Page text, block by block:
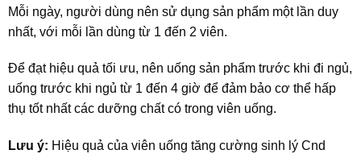
Mỗi ngày, người dùng nên sử dụng sản phẩm một lần duy
nhất, với mỗi lần dùng từ 1 đến 2 viên.
Để đạt hiệu quả tối ưu, nên uống sản phẩm trước khi đi ngủ,
uống trước khi ngủ từ 1 đến 4 giờ để đảm bảo cơ thể hấp
thụ tốt nhất các dưỡng chất có trong viên uống.
Lưu ý: Hiệu quả của viên uống tăng cường sinh lý Cnd